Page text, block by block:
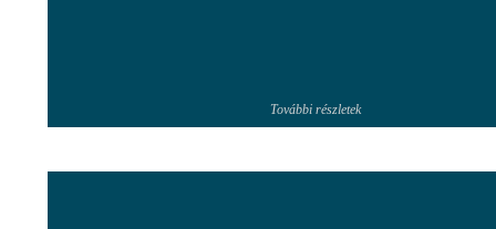
További részletek